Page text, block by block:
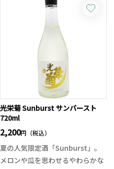
詰後は一切加工をしていない無濾
過生原酒ですので日本酒本来の味
を楽しめます。
また開栓後の時間の経過によっ
て、多彩な味わいが楽しめます。
暑い季節を迎える中、キリッと冷
やして、自分好みの味わいを見つ
けて下さい。従来の酒造りとは異
なり、活性した味わいとさけ武蔵
の多彩な味わいを活かすため、醪
を鑑評会出品酒並みに管理し、長
期低温発酵にて上槽のタイミング
を見極め15度原酒の酒質設計にな
光栄菊 Sunburst サンバースト
720ml
2,200円（税込）
夏の人気限定酒「Sunburst」。
メロンや瓜を思わせるやわらかな